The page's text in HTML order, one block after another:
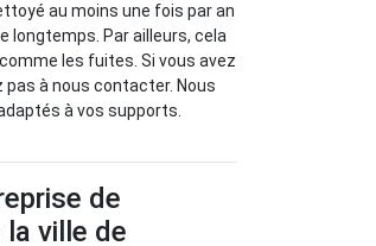
au moins une fois par an
longtemps. Par ailleurs, cela
les fuites. Si vous avez
à nous contacter. Nous
à vos supports.
de
ville de